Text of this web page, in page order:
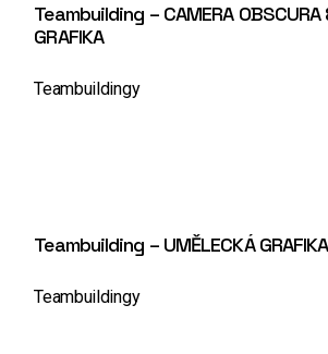
Teambuilding – CAMERA OBSCURA
GRAFIKA
Teambuildingy
Teambuilding – UMĚLECKÁ GRAFIKA
Teambuildingy